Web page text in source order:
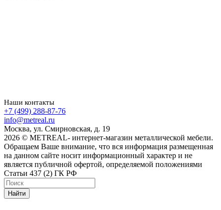
Наши контакты
+7 (499) 288-87-76
info@metreal.ru
Москва, ул. Смирновская, д. 19
2026 © METREAL- интернет-магазин металлической мебели.
Обращаем Ваше внимание, что вся информация размещенная
на данном сайте носит информационный характер и не
является публичной офертой, определяемой положениями
Статьи 437 (2) ГК РФ
Найти